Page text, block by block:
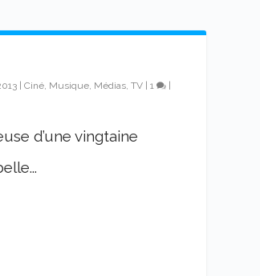
|Ciné, Musique, Médias, TV |1
d’une vingtaine